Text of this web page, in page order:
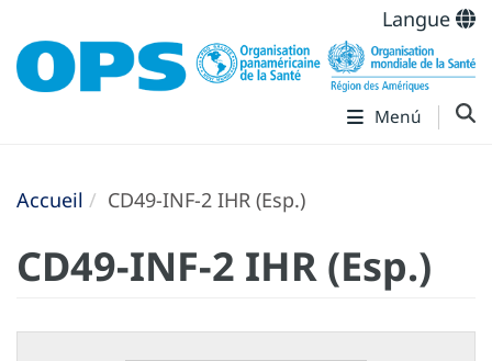
Langue
Menú
Accueil CD49-INF-2 IHR (Esp.)
CD49-INF-2 IHR (Esp.)